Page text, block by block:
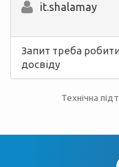
it.shalamay
Запит треба
досвіду
Технічна